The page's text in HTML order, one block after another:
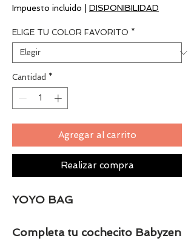
Impuesto incluido DISPONIBILIDAD
ELIGE TU COLOR FAVORITO *
Cantidad *
Agregar al carrito
Realizar compra
YOYO BAG
Completa tu cochecito Babyzen